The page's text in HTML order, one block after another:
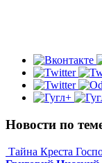
Новости по
Тайна Креста